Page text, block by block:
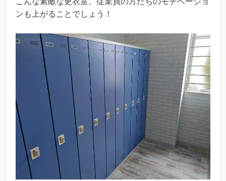
ンも上がることでしょう！